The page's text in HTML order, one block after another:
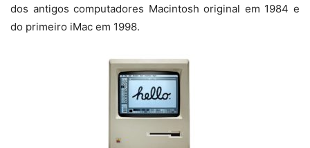
dos antigos computadores Macintosh original em 1984 e
do primeiro iMac em 1998.